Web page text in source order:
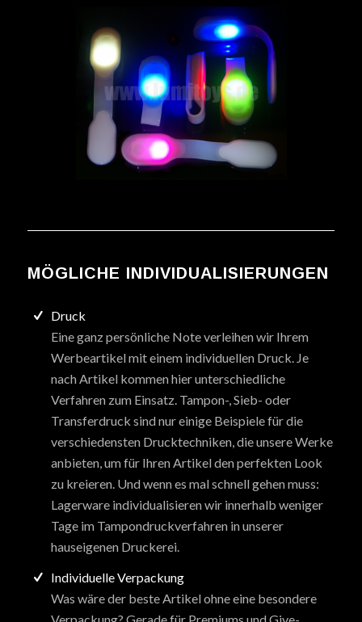
MÖGLICHE INDIVIDUALISIERUNGEN
Druck
Eine ganz persönliche Note verleihen wir Ihrem
Werbeartikel mit einem individuellen Druck. Je
nach Artikel kommen hier unterschiedliche
Verfahren zum Einsatz. Tampon-, Sieb- oder
Transferdruck sind nur einige Beispiele für die
verschiedensten Drucktechniken, die unsere Werke
anbieten, um für Ihren Artikel den perfekten Look
zu kreieren. Und wenn es mal schnell gehen muss:
Lagerware individualisieren wir innerhalb weniger
Tage im Tampondruckverfahren in unserer
hauseigenen Druckerei.
Individuelle Verpackung
Was wäre der beste Artikel ohne eine besondere